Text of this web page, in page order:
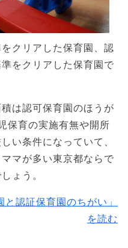
クリアした保育園、認
をクリアした保育園で
は認可保育園のほうが
保育の実施有無や開所
い条件になっていて、
マが多い東京都ならで
ょう。
と認証保育園のちがい」
を読む